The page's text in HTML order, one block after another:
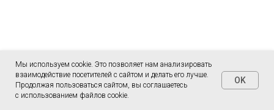
Медиация
Мы используем cookie. Это позволяет нам анализировать
взаимодействие посетителей с сайтом и делать его лучше.
Продолжая пользоваться сайтом, вы соглашаетесь
с использованием файлов cookie.
OK